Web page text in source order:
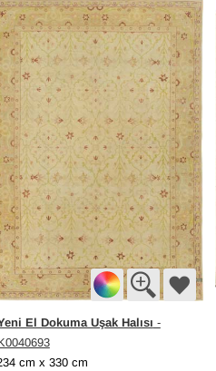
El Dokuma Uşak Halısı -
cm x 330 cm